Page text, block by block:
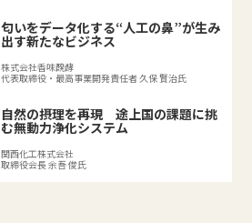
匂いをデータ化する“人工の鼻”が生み
出す新たなビジネス
株式会社香味醗酵
代表取締役・最高事業開発責任者 久保 賢治氏
自然の摂理を再現 途上国の課題に挑
む無動力浄化システム
関西化工株式会社
取締役会長 余吾 俊氏